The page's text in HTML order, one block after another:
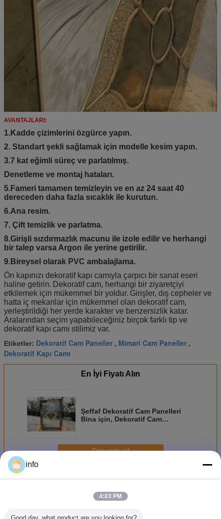
AVANTAJLARI:
1.Kadde çizimlerini özgürce yapın.
2. Standart şekli sağlamak için modelle kesim yapın.
3.7 kat eğimli süreç ve parlatılmış.
Denetleme ve montaj hataları.
5.Fameri tamamen temizleyin ve en az 24 saat 40
dereceden daha fazla sıcaklık ile kurutun.
6.Ana resim.
7. Çift temizlik ve parlatma.
8.Girişli sızdırmazlık macunu ile izole edilir ve herhangi
bir talep varsa Argon ile yerine getirilir.
9.Bireysel olarak PVC ambalajlama.
Ön kapınızı dekoratif kapı camıyla çarpıcı bir sanat eseri
haline getirin. Dekoratif cam, herhangi bir ziyaretçiyi
etkilemek için mükemmel bir yoldur. Girişler, dış cepheler ve
hatta iç mekanlar için mükemmel olan dekoratif cam,
yerleştirildiği her yerde karakter ve benzersizlik katar.
Aralarından seçim yapabileceğiniz birçok farklı tip ve
dekoratif kapı camı stilimiz var.
Etiketler: Dekoratif Cam Paneller , Mimari Cam Paneller ,
Dekoratif Kapı Camı
En İyi Fiyatı Alın
Şeffaf Dekoratif Cam Panelleri
Bina için, Dekoratif Cam
Devam et
DahaDekoratif Panel Cam
info
4:03 PM